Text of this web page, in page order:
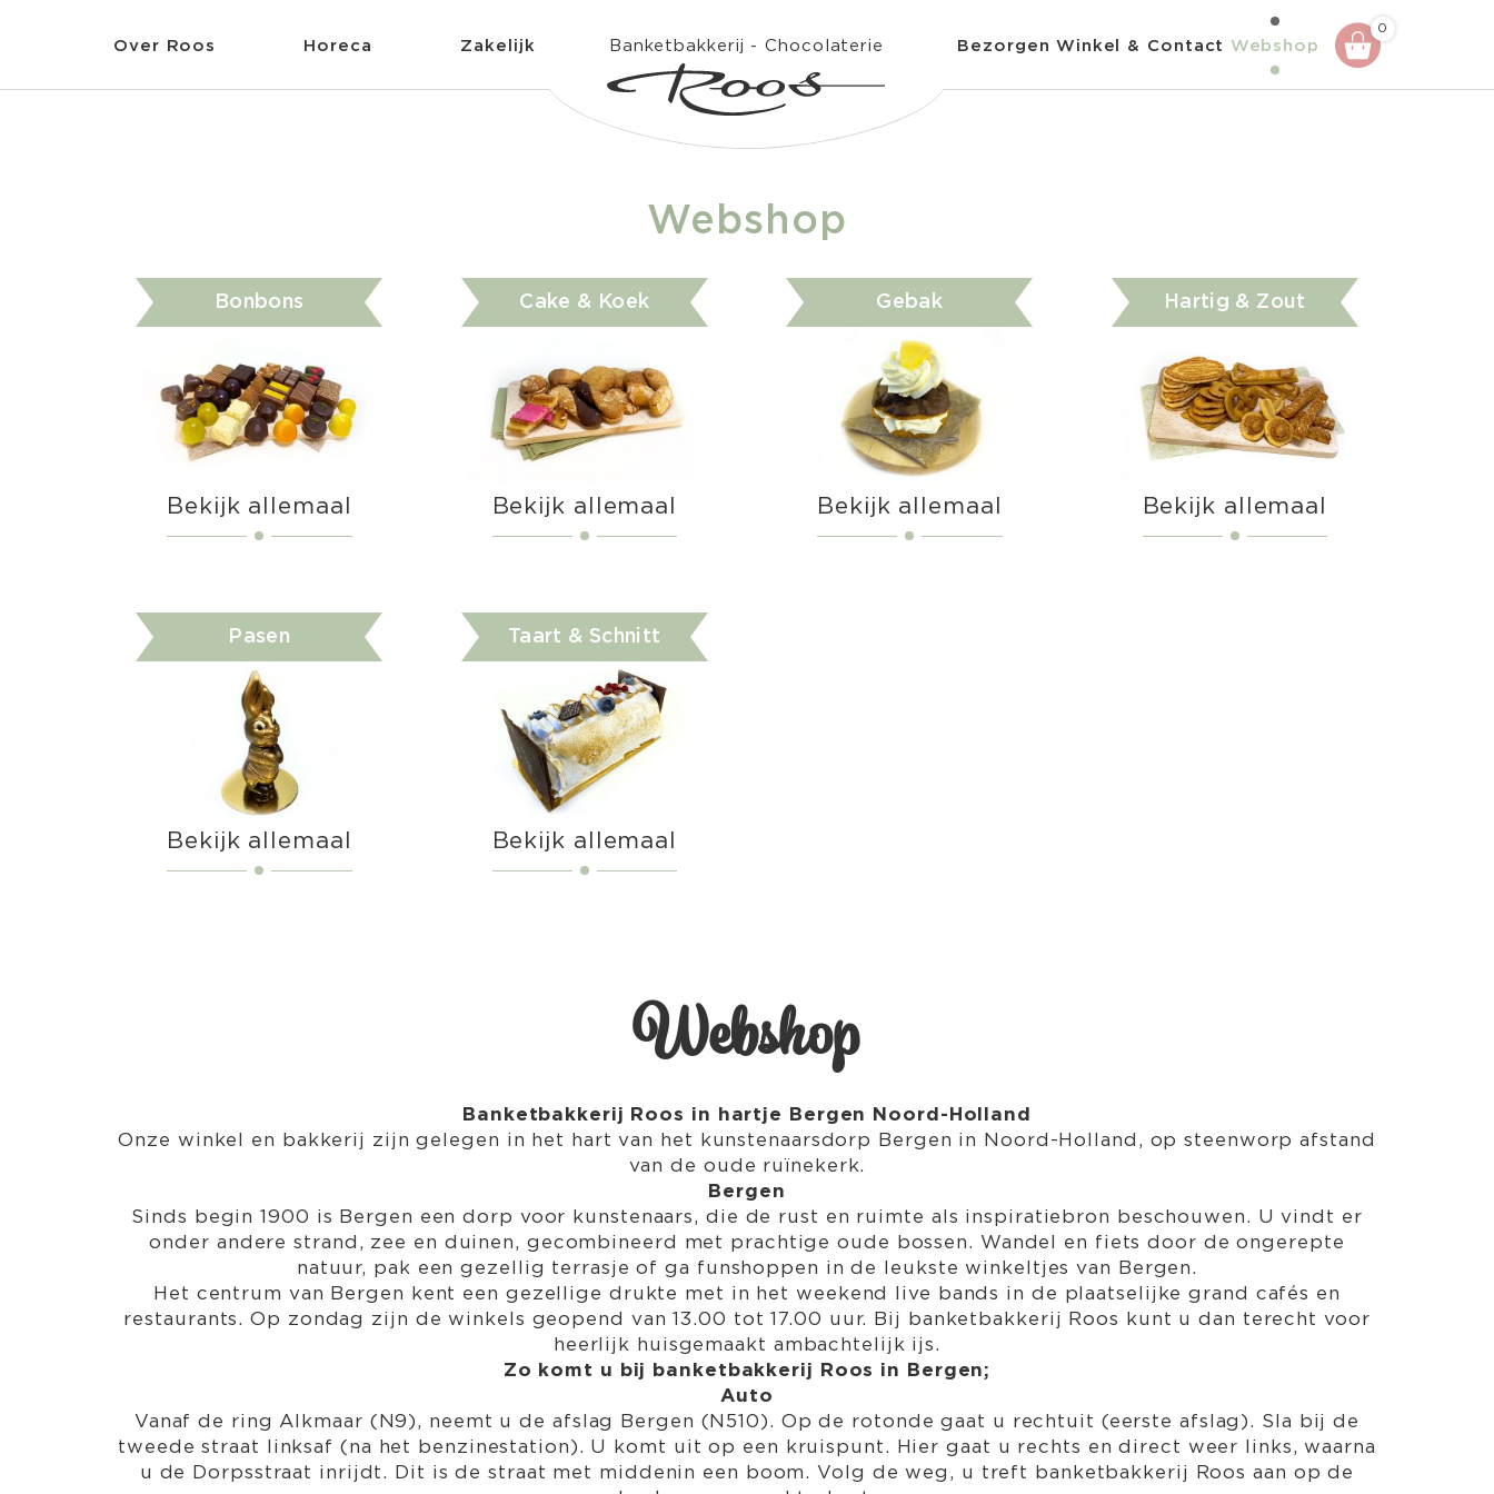
Over Roos Horeca Zakelijk Banketbakkerij - Chocolaterie Bezorgen Winkel & Contact Webshop
0
Webshop
Bonbons
Bekijk allemaal
Cake & Koek
Bekijk allemaal
Gebak
Bekijk allemaal
Hartig & Zout
Bekijk allemaal
Pasen
Bekijk allemaal
Taart & Schnitt
Bekijk allemaal
Webshop
Banketbakkerij Roos in hartje Bergen Noord-Holland
Onze winkel en bakkerij zijn gelegen in het hart van het kunstenaarsdorp Bergen in Noord-Holland, op steenworp afstand
van de oude ruïnekerk.
Bergen
Sinds begin 1900 is Bergen een dorp voor kunstenaars, die de rust en ruimte als inspiratiebron beschouwen. U vindt er
onder andere strand, zee en duinen, gecombineerd met prachtige oude bossen. Wandel en fiets door de ongerepte
natuur, pak een gezellig terrasje of ga funshoppen in de leukste winkeltjes van Bergen.
Het centrum van Bergen kent een gezellige drukte met in het weekend live bands in de plaatselijke grand cafés en
restaurants. Op zondag zijn de winkels geopend van 13.00 tot 17.00 uur. Bij banketbakkerij Roos kunt u dan terecht voor
heerlijk huisgemaakt ambachtelijk ijs.
Zo komt u bij banketbakkerij Roos in Bergen;
Auto
Vanaf de ring Alkmaar (N9), neemt u de afslag Bergen (N510). Op de rotonde gaat u rechtuit (eerste afslag). Sla bij de
tweede straat linksaf (na het benzinestation). U komt uit op een kruispunt. Hier gaat u rechts en direct weer links, waarna
u de Dorpsstraat inrijdt. Dit is de straat met middenin een boom. Volg de weg, u treft banketbakkerij Roos aan op de